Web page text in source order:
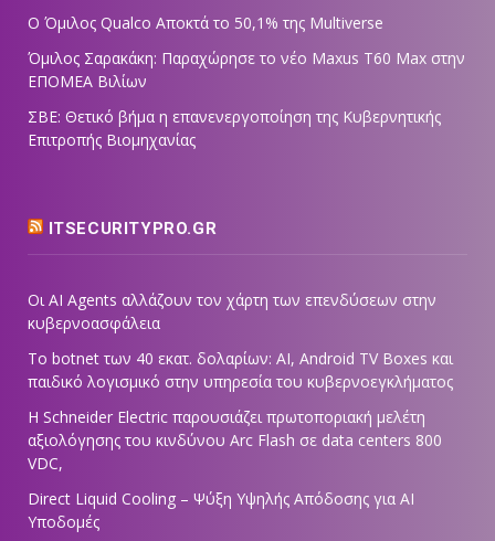
Ο Όμιλος Qualco Αποκτά το 50,1% της Multiverse
Όμιλος Σαρακάκη: Παραχώρησε το νέο Maxus T60 Max στην
ΕΠΟΜΕΑ Βιλίων
ΣΒΕ: Θετικό βήμα η επανενεργοποίηση της Κυβερνητικής
Επιτροπής Βιομηχανίας
ITSECURITYPRO.GR
Οι AI Agents αλλάζουν τον χάρτη των επενδύσεων στην
κυβερνοασφάλεια
Το botnet των 40 εκατ. δολαρίων: AI, Android TV Boxes και
παιδικό λογισμικό στην υπηρεσία του κυβερνοεγκλήματος
Η Schneider Electric παρουσιάζει πρωτοποριακή μελέτη
αξιολόγησης του κινδύνου Arc Flash σε data centers 800
VDC,
Direct Liquid Cooling – Ψύξη Υψηλής Απόδοσης για AI
Υποδομές